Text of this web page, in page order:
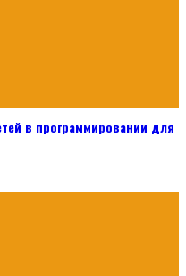
в программировании для